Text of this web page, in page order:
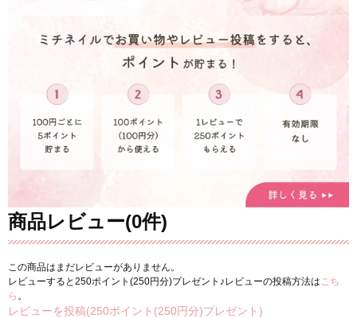
商品レビュー(0件)
この商品はまだレビューがありません。
レビューすると250ポイント(250円分)プレゼント♪レビューの投稿方法は こち
ら 。
レビューを投稿(250ポイント(250円分)プレゼント)